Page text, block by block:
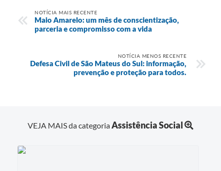
NOTÍCIA MAIS RECENTE
Maio Amarelo: um mês de conscientização,
parceria e compromisso com a vida
NOTÍCIA MENOS RECENTE
Defesa Civil de São Mateus do Sul: informação,
prevenção e proteção para todos.
VEJA MAIS da categoriaAssistência Social